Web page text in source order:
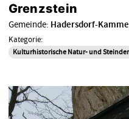
Grenzstein
Gemeinde: Hadersdorf-
Kategorie:
Kulturhistorische Natur- und